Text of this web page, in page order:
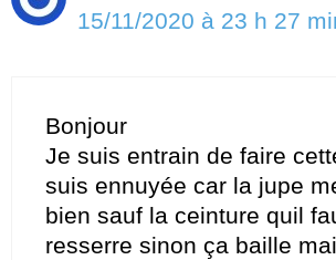
15/11/2020 à 23 h 27
Bonjour
Je suis entrain de faire
suis ennuyée car la jupe
bien sauf la ceinture quil
resserre sinon ça baille